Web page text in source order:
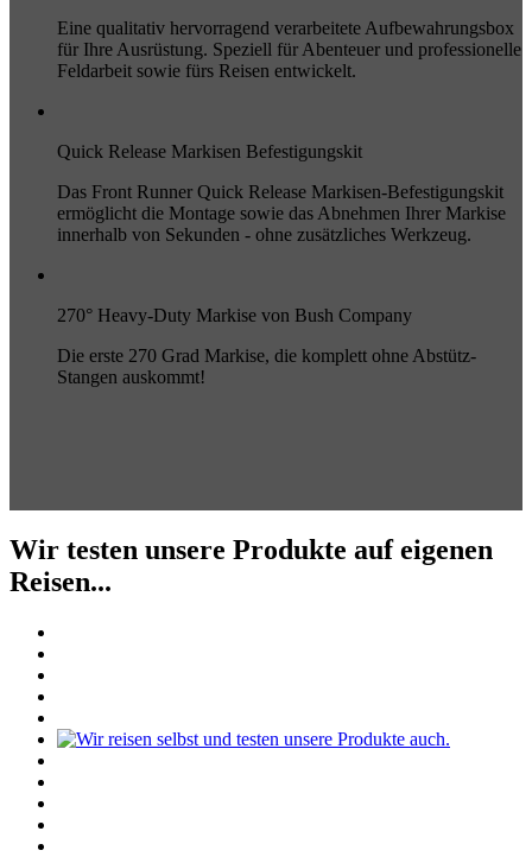
Eine qualitativ hervorragend verarbeitete Aufbewahrungsbox
für Ihre Ausrüstung. Speziell für Abenteuer und professionelle
Feldarbeit sowie fürs Reisen entwickelt.
Quick Release Markisen Befestigungskit
Das Front Runner Quick Release Markisen-Befestigungskit
ermöglicht die Montage sowie das Abnehmen Ihrer Markise
innerhalb von Sekunden - ohne zusätzliches Werkzeug.
270° Heavy-Duty Markise von Bush Company
Die erste 270 Grad Markise, die komplett ohne Abstütz-
Stangen auskommt!
Wir testen unsere Produkte auf eigenen
Reisen...